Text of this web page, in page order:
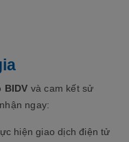
và cam kết sử
ngay:
hiện giao dịch điện tử